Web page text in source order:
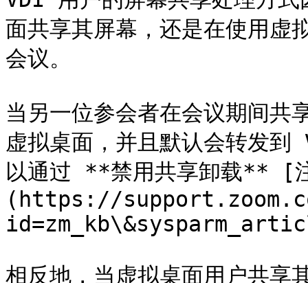
面共享其屏幕，还是在使用虚
会议。
当另一位参会者在会议期间共
虚拟桌面，并且默认会转发
以通过 **禁用共享卸载** [
(https://
相反地，当虚拟桌面用户共享